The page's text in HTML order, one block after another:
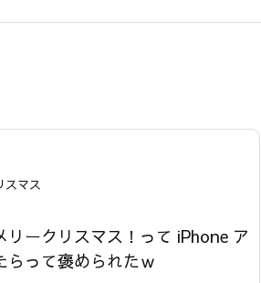
スマス
リークリスマス！って iPhone ア
らって褒められたｗ